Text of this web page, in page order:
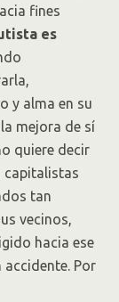
fines
es
y alma en su
mejora de sí
quiere decir
capitalistas
tan
vecinos,
hacia ese
accidente. Por